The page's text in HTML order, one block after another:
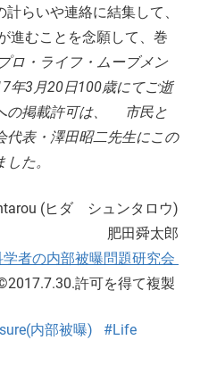
らいや連絡に結集して、
進むことを念願して、巻
ロ・ライフ・ムーブメン
年3月20日100歳にてご逝
の掲載許可は、 市民と
代表・澤田昭二先生にこの
た。
(ヒダ シュンタロウ)
肥田舜太郎
者の内部被曝問題研究会
許可を得て複製
内部被曝) Life